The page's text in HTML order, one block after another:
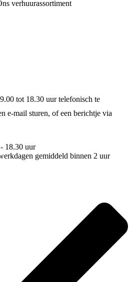
verhuurassortiment
tot 18.30 uur telefonisch te
e-mail sturen, of een berichtje via
18.30 uur
gemiddeld binnen 2 uur